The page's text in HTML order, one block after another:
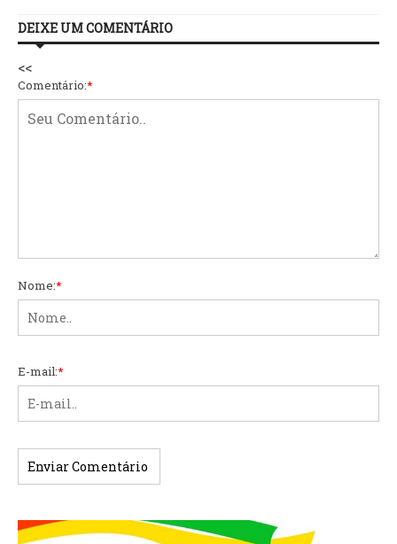
DEIXE UM COMENTÁRIO
<<
Comentário:*
Nome:*
E-mail:*